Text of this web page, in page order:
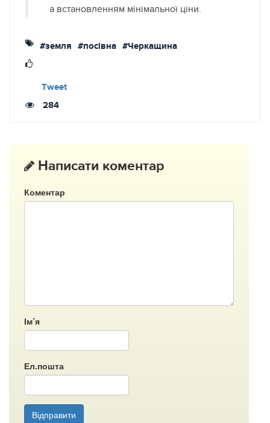
а встановленням мінімальної ціни.
#земля #посівна #Черкащина
Tweet
284
Написати коментар
Коментар
Ім’я
Ел.пошта
Відправити